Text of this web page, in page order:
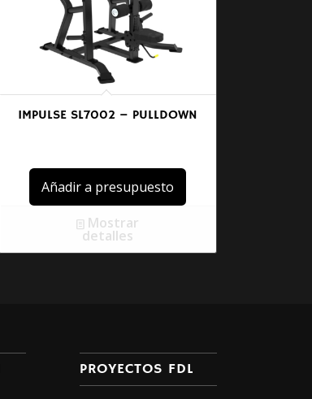
IMPULSE SL7002 – PULLDOWN
Añadir a presupuesto
Mostrar
detalles
PROYECTOS FDL